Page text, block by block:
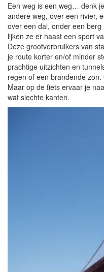
Een weg is een weg… denk
andere weg, over een rivier,
over een dal, onder een
lijken ze er haast een sport
Deze grootverbruikers van
je route korter en/of minder
prachtige uitzichten en
regen of een brandende
Maar op de fiets ervaar je
wat slechte kanten.